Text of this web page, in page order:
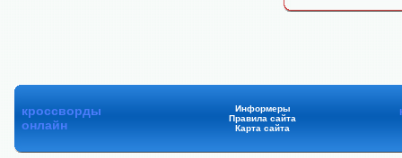
кроссворды
онлайн
Информеры
Правила сайта
Карта сайта